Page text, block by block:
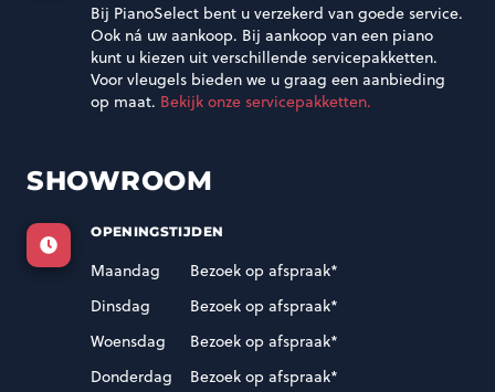
Bij PianoSelect bent u verzekerd van goede service.
Ook ná uw aankoop. Bij aankoop van een piano
kunt u kiezen uit verschillende servicepakketten.
Voor vleugels bieden we u graag een aanbieding
op maat. Bekijk onze servicepakketten.
SHOWROOM
OPENINGSTIJDEN
Maandag
Bezoek op afspraak*
Dinsdag
Bezoek op afspraak*
Woensdag
Bezoek op afspraak*
Donderdag
Bezoek op afspraak*